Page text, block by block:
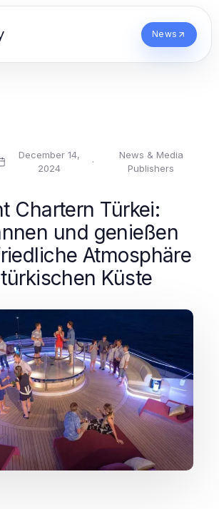
News
December 14,
2024
·
News & Media
Publishers
Chartern Türkei:
und genießen
Atmosphäre
Küste